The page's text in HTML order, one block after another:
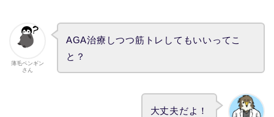
薄毛ペンギン
さん
AGA治療しつつ筋トレしてもいいってこ
と？
大丈夫だよ！